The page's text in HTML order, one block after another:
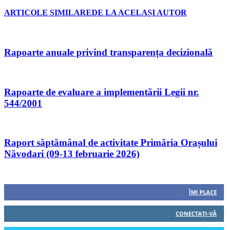
ARTICOLE SIMILAREDE LA ACELAȘI AUTOR
Rapoarte anuale privind transparența decizională
Rapoarte de evaluare a implementării Legii nr.
544/2001
Raport săptămânal de activitate Primăria Orașului
Năvodari (09-13 februarie 2026)
ÎMI PLACE
CONECTAȚI-VĂ